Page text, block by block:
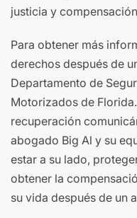
justicia y
Para obtener más
derechos después de
Departamento de
Motorizados de
recuperación
abogado Big Al y su
estar a su lado,
obtener la
su vida después de un